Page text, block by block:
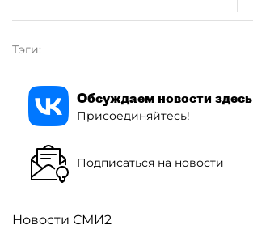
Тэги:
Обсуждаем новости здесь
Присоединяйтесь!
Подписаться на новости
Новости СМИ2